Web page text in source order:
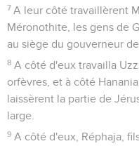
7 A leur côté travaillèrent
Méronothite, les gens de
au siège du gouverneur
8 A côté d'eux travailla
orfèvres, et à côté
laissèrent la partie de
large.
9 A côté d'eux, Réphaja,